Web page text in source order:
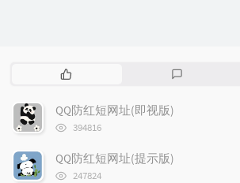
热
文
章
QQ防红短网址(即视版)
浏
次
数:
394816
QQ防红短网址(提示版)
浏
247824